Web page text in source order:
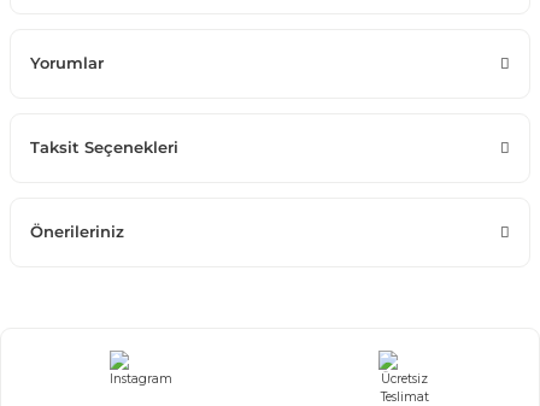
Yorumlar
Taksit Seçenekleri
Önerileriniz